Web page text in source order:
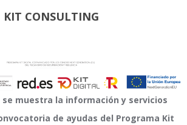
KIT CONSULTING
muestra la información y servicios
de ayudas del Programa Kit